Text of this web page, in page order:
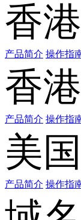
香
产品简介 操作指
香
产品简介 操作指
美
产品简介 操作指